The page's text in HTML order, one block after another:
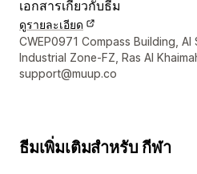
เอกสารเกี่ยวกับธีม
ดูรายละเอียด
รายละเอียดการติดต่อผู้ออกแบบ
CWEP0971 Compass Building, Al
Industrial Zone-FZ, Ras Al
support@muup.co
ธีมเพิ่มเติมสำหรับ กีฬา